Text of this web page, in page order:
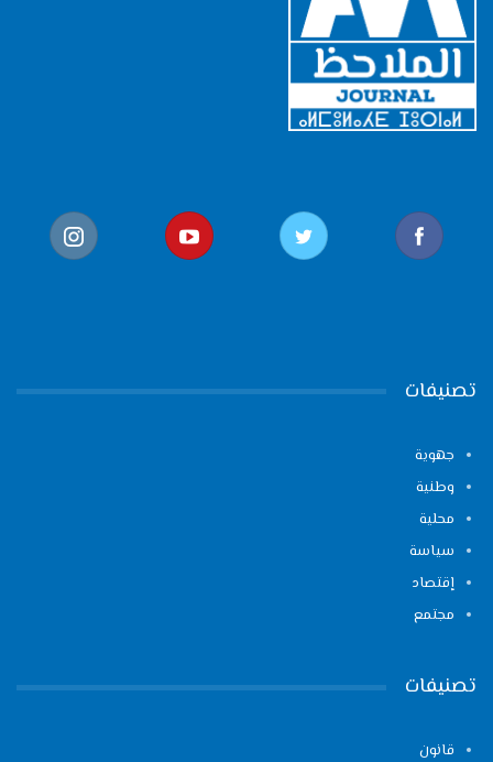
تصنيفات
جهوية
وطنية
محلية
سياسة
إقتصاد
مجتمع
تصنيفات
قانون